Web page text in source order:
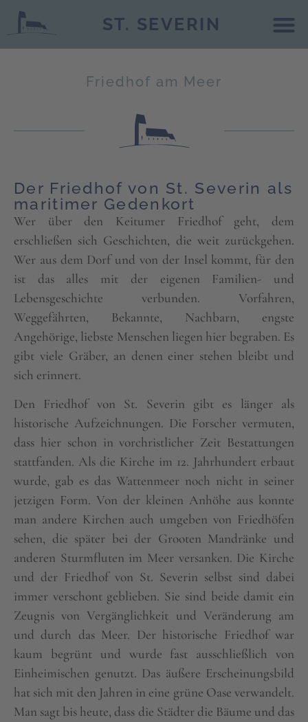
ST. SEVERIN
Friedhof am Meer
Der Friedhof von St. Severin als
maritimer Gedenkort
Wer über den Keitumer Friedhof geht, dem
erschließen sich Geschichten, die weit zurückgehen.
Wer aus dem Dorf und von der Insel kommt, für den
ist das alles mit der eigenen Familien- und
Lebensgeschichte verbunden. Vorfahren,
Weggefährten, Bekannte, Nachbarn, engste
Angehörige, liebste Menschen liegen hier begraben. Es
gibt viele Gräber, an denen einer stehen bleibt und
sich erinnert.
Den Friedhof von St. Severin gibt es länger als
historische Aufzeichnungen. Die Forscher vermuten,
dass hier schon in vorchristlicher Zeit Bestattungen
stattfanden. Als die Kirche im 12. Jahrhundert erbaut
wurde, gab es das Wattenmeer noch nicht in seiner
jetzigen Form. Von der kleinen Anhöhe aus konnte
man andere Kirchen auch umgeben von Friedhöfen
sehen, die später bei der Grooten Mandränke und
anderen Sturmfluten im Meer versanken. Die Kirche
und der Friedhof von St. Severin selbst sind dabei
immer verschont geblieben. Sie sind beide damit ein
Zeugnis von Vergänglichkeit und Veränderung am
und durch das Meer. Der historische Friedhof war
kaum begrünt und wurde fast ausschließlich von
Einheimischen genutzt. Das äußere Erscheinungsbild
hat sich mit den Jahren in eine grüne Oase verwandelt.
Man sagt bis heute, dass die Städter die Bäume und das